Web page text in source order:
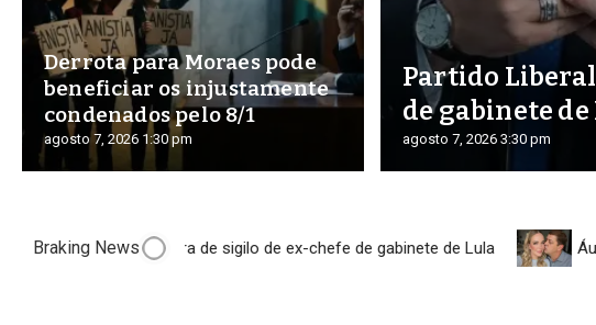
Partido
de gabinete
agosto 7, 2026 3:30 pm
Derrota para Moraes pode
beneficiar os injustamente
condenados pelo 8/1
agosto 7, 2026 1:30 pm
Braking News
solicita quebra de sigilo de ex-chefe de gabinete de Lula Áudios